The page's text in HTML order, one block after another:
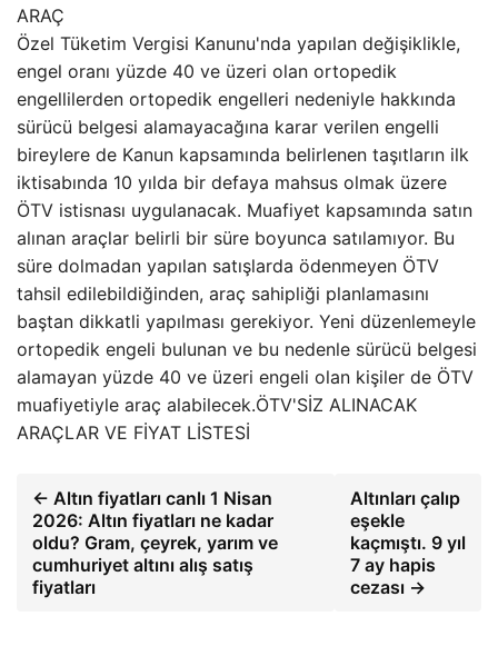
ARAÇ
Özel Tüketim Vergisi Kanunu'nda yapılan değişiklikle,
engel oranı yüzde 40 ve üzeri olan ortopedik
engellilerden ortopedik engelleri nedeniyle hakkında
sürücü belgesi alamayacağına karar verilen engelli
bireylere de Kanun kapsamında belirlenen taşıtların ilk
iktisabında 10 yılda bir defaya mahsus olmak üzere
ÖTV istisnası uygulanacak. Muafiyet kapsamında satın
alınan araçlar belirli bir süre boyunca satılamıyor. Bu
süre dolmadan yapılan satışlarda ödenmeyen ÖTV
tahsil edilebildiğinden, araç sahipliği planlamasını
baştan dikkatli yapılması gerekiyor. Yeni düzenlemeyle
ortopedik engeli bulunan ve bu nedenle sürücü belgesi
alamayan yüzde 40 ve üzeri engeli olan kişiler de ÖTV
muafiyetiyle araç alabilecek.ÖTV'SİZ ALINACAK
ARAÇLAR VE FİYAT LİSTESİ
← Altın fiyatları canlı 1 Nisan
2026: Altın fiyatları ne kadar
oldu? Gram, çeyrek, yarım ve
cumhuriyet altını alış satış
fiyatları
Altınları çalıp
eşekle
kaçmıştı. 9 yıl
7 ay hapis
cezası →